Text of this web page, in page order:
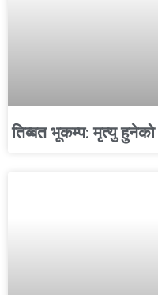
तिब्बत भूकम्प: मृत्यु